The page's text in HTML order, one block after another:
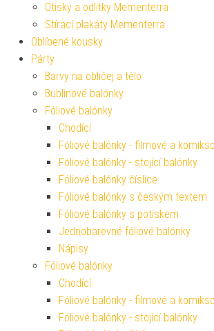
Otisky a odlitky Mementerra
Stírací plakáty Mementerra
Oblíbené kousky
Párty
Barvy na obličej a tělo
Bublinové balónky
Fóliové balónky
Chodící
Fóliové balónky - filmové a
Fóliové balónky - stojící balónky
Fóliové balónky číslice
Fóliové balónky s českým textem
Fóliové balónky s potiskem
Jednobarevné fóliové balónky
Nápisy
Fóliové balónky
Chodící
Fóliové balónky - filmové a
Fóliové balónky - stojící balónky